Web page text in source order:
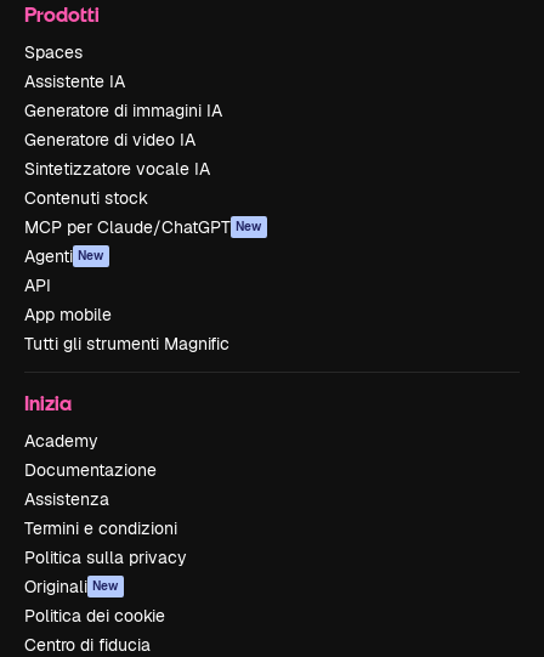
Prodotti
Spaces
Assistente IA
Generatore di immagini IA
Generatore di video IA
Sintetizzatore vocale IA
Contenuti stock
MCP per Claude/ChatGPT New
Agenti New
API
App mobile
Tutti gli strumenti Magnific
Inizia
Academy
Documentazione
Assistenza
Termini e condizioni
Politica sulla privacy
Originali New
Politica dei cookie
Centro di fiducia